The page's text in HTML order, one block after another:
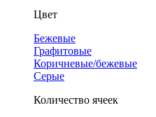
Цвет
Бежевые
Графитовые
Коричневые/бежевые
Серые
Количество ячеек